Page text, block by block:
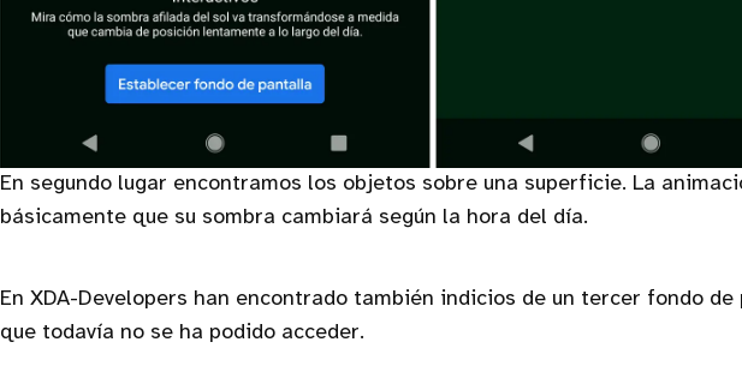
En segundo lugar encontramos los objetos sobre una superficie. La
básicamente que su sombra cambiará según la hora del día.
En XDA-Developers han encontrado también indicios de un tercer fondo
que todavía no se ha podido acceder.